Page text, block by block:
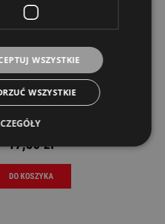
WS Złącze Głośnikowe na
NEUTRIK
17,50 zł
DO KOSZYKA
WSZYSTKIE
WSZYSTKIE